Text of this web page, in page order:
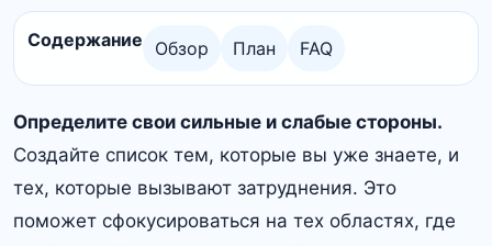
Содержание Обзор План FAQ
Определите свои сильные и слабые стороны.
Создайте список тем, которые вы уже знаете, и
тех, которые вызывают затруднения. Это
поможет сфокусироваться на тех областях, где